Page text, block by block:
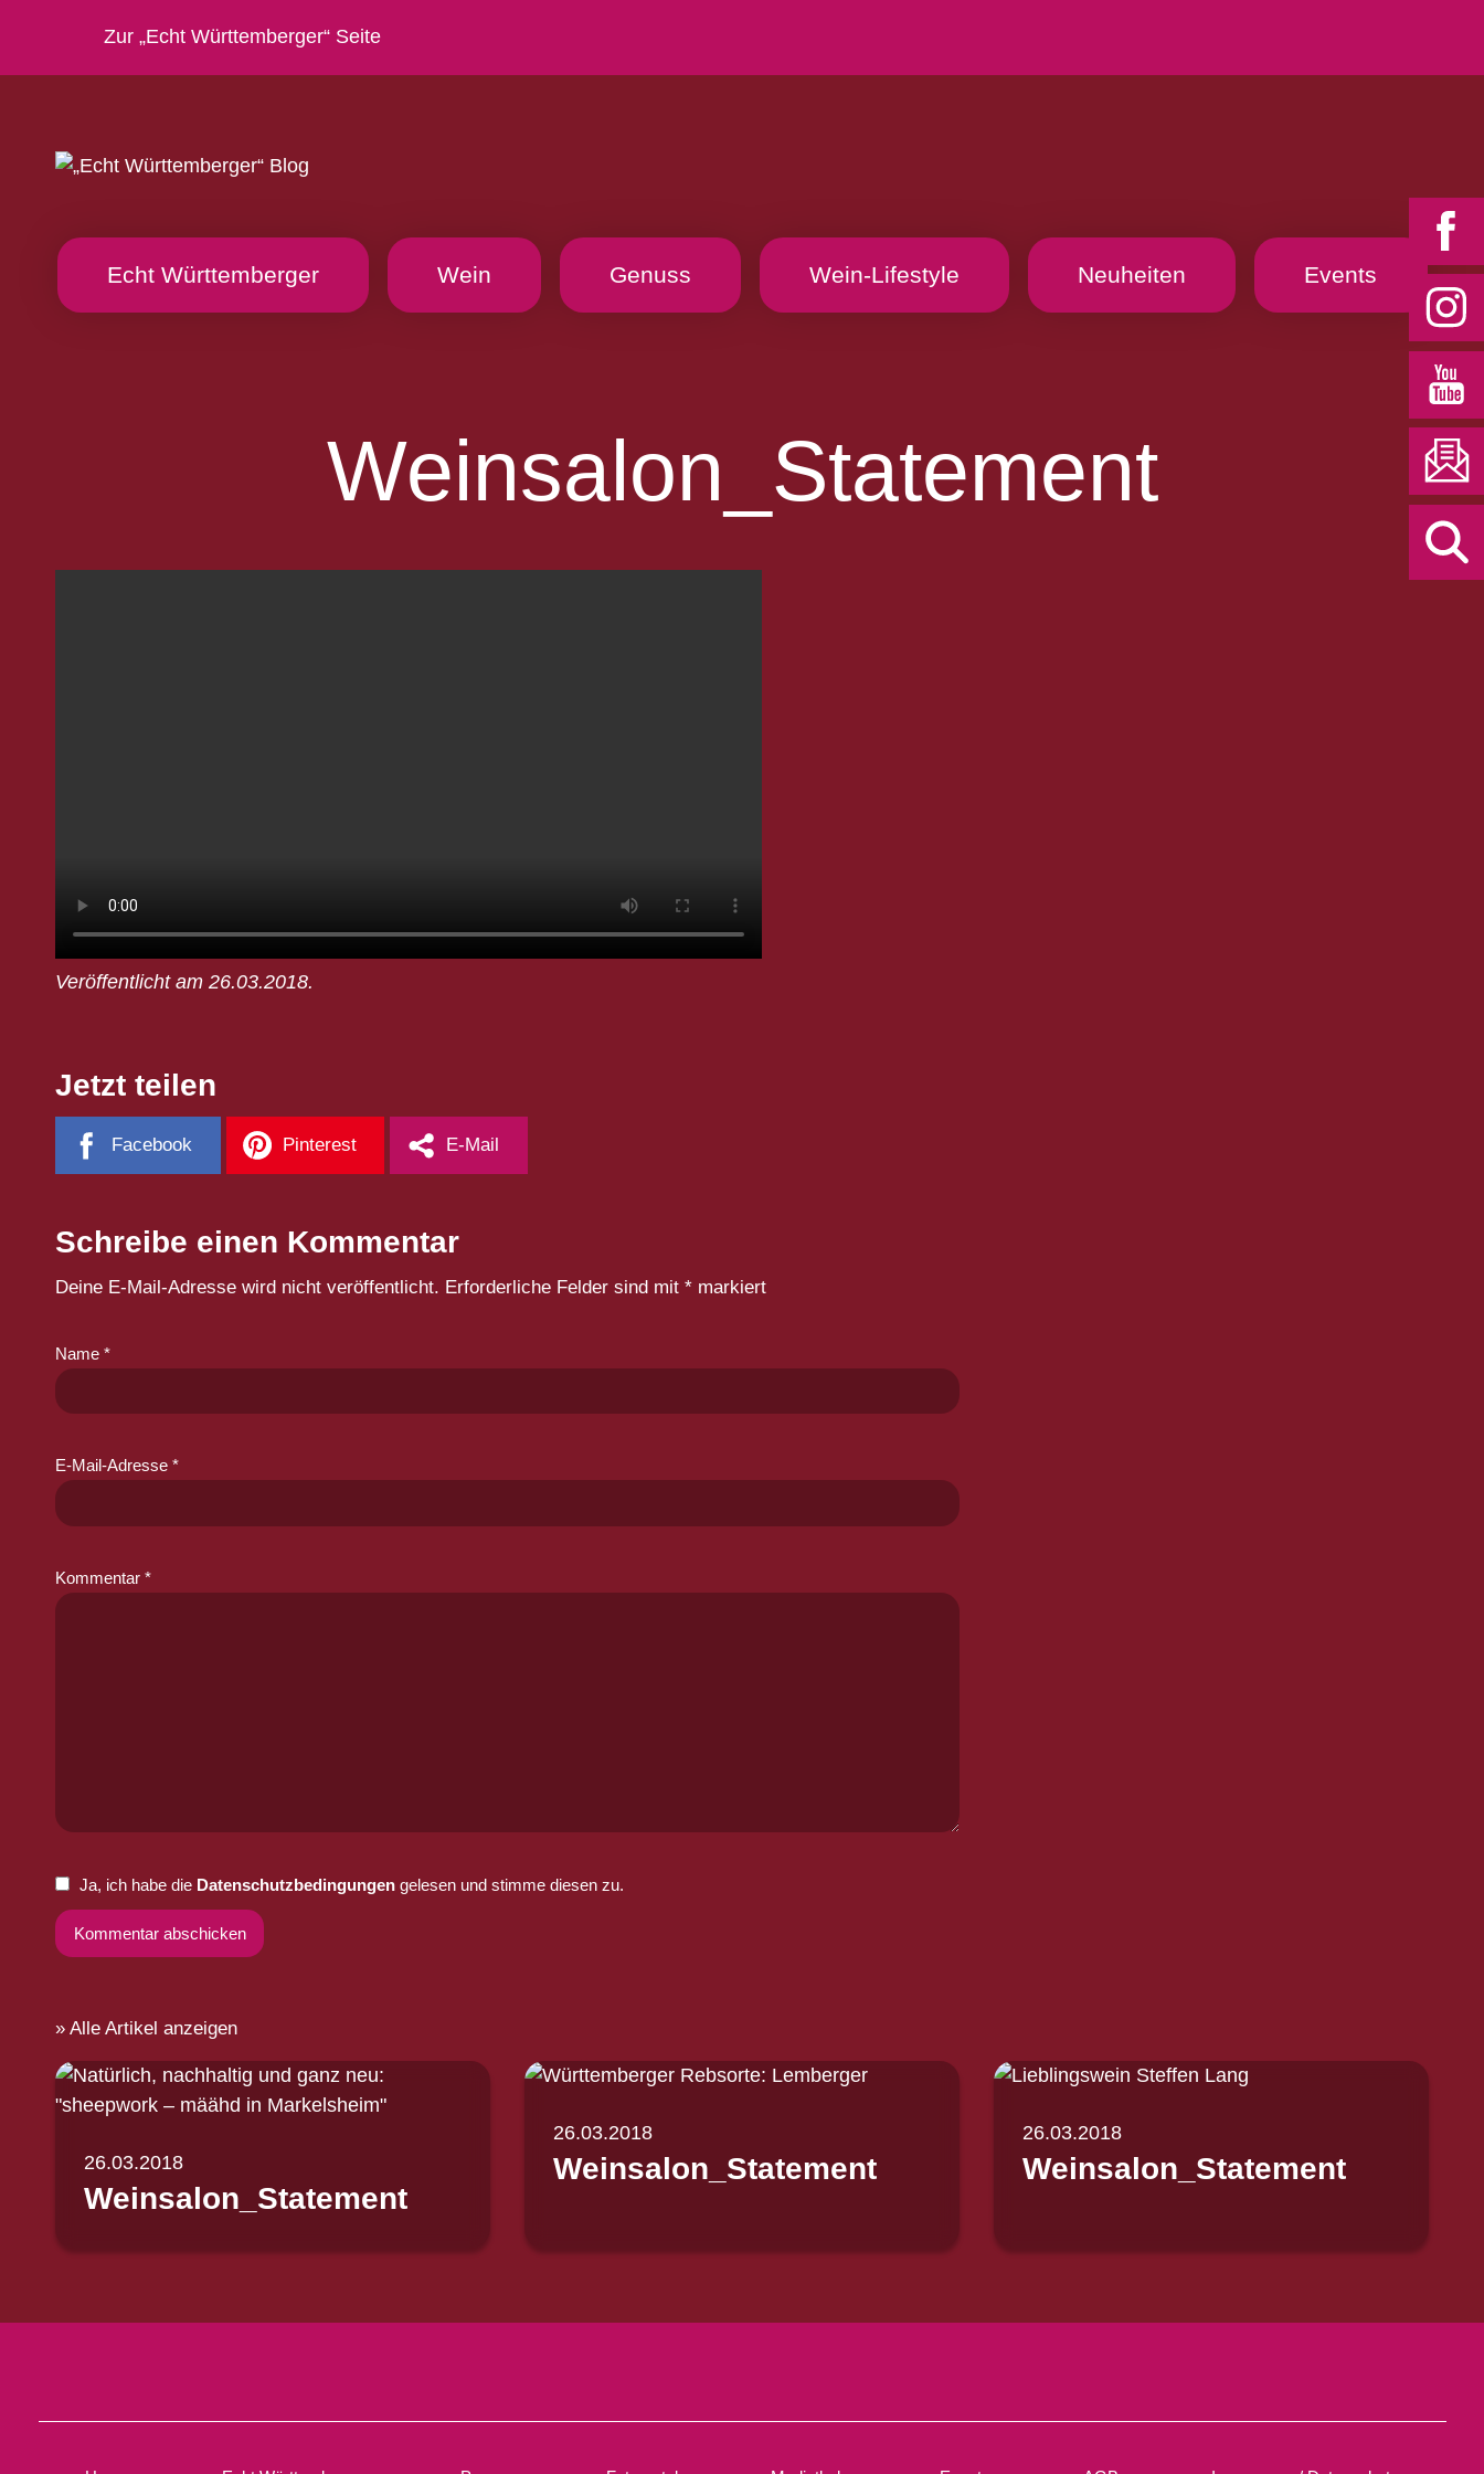
Zur „Echt Württemberger“ Seite
Echt Württemberger Wein Genuss Wein-Lifestyle Neuheiten Events
Weinsalon_Statement
Veröffentlicht am 26.03.2018.
Jetzt teilen
Facebook Pinterest E-Mail
Schreibe einen Kommentar
Deine E-Mail-Adresse wird nicht veröffentlicht. Erforderliche Felder sind mit* markiert
Name*
E-Mail-Adresse*
Kommentar*
Ja, ich habe die Datenschutzbedingungengelesen und stimme diesen zu.
Alle Artikel anzeigen
26.03.2018
Weinsalon_Statement
26.03.2018
Weinsalon_Statement
26.03.2018
Weinsalon_Statement